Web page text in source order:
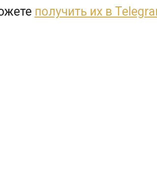
получить их в